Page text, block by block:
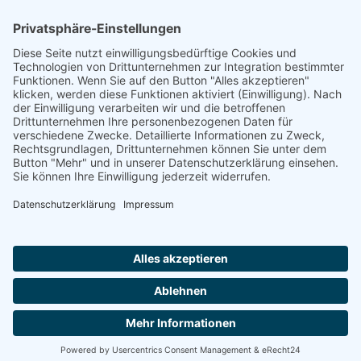
Footer
Cookie-Einstellungen Datenschutz
Impressum
intern
by